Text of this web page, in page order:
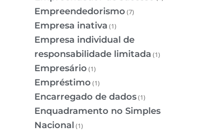
Empreendedorismo (7)
Empresa inativa (1)
Empresa individual de
responsabilidade limitada (1)
Empresário (1)
Empréstimo (1)
Encarregado de dados(1)
Enquadramento no Simples
Nacional (1)